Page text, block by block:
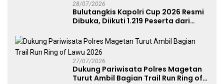
28/07/2026
Bulutangkis Kapolri Cup 2026 Resmi
Dibuka, Diikuti 1.219 Peserta dari
27/07/2026
Dukung Pariwisata Polres Magetan
Turut Ambil Bagian Trail Run Ring of